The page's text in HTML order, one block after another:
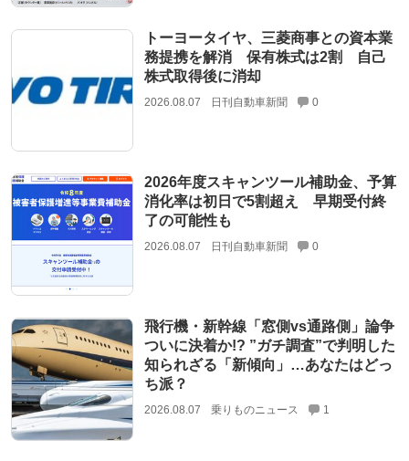
トーヨータイヤ、三菱商事との資本業
務提携を解消 保有株式は2割 自己
株式取得後に消却
2026.08.07 日刊自動車新聞 0
2026年度スキャンツール補助金、予算
消化率は初日で5割超え 早期受付終
了の可能性も
2026.08.07 日刊自動車新聞 0
飛行機・新幹線「窓側vs通路側」論争
ついに決着か!? ”ガチ調査”で判明した
知られざる「新傾向」…あなたはどっ
ち派？
2026.08.07 乗りものニュース 1